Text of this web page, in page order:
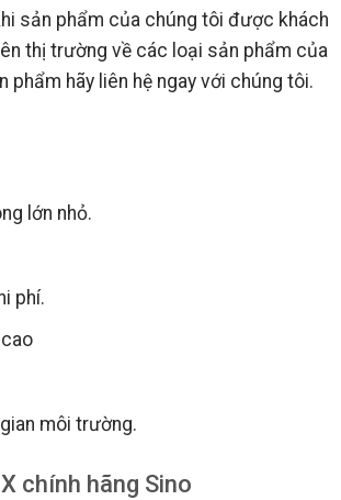
sản phẩm của chúng tôi được khách
thị trường về các loại sản phẩm của
phẩm hãy liên hệ ngay với chúng tôi.
lớn nhỏ.
phí.
môi trường.
chính hãng Sino